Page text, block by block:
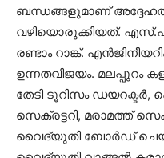
ബന്ധങ്ങളുമാണ്
വഴിയൊരുക്കിയത്.
രണ്ടാം റാങ്ക്.
ഉന്നതവിജയം. മലപ്പുറം
തേടി ടൂറിസം
സെക്രട്ടറി, മരാമത്ത്
വൈദ്യുതി ബോർഡ്